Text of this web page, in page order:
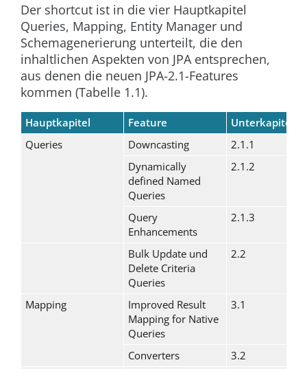
Der shortcut ist in die vier Hauptkapitel
Queries, Mapping, Entity Manager und
Schemagenerierung unterteilt, die den
inhaltlichen Aspekten von JPA entsprechen,
aus denen die neuen JPA-2.1-Features
kommen (Tabelle 1.1).
Hauptkapitel Feature
Unterkapitel
Queries
Downcasting
2.1.1
Dynamically
defined Named
Queries
2.1.2
Query
Enhancements
2.1.3
Bulk Update und
Delete Criteria
Queries
2.2
Mapping
Improved Result
Mapping for Native
Queries
3.1
Converters
3.2